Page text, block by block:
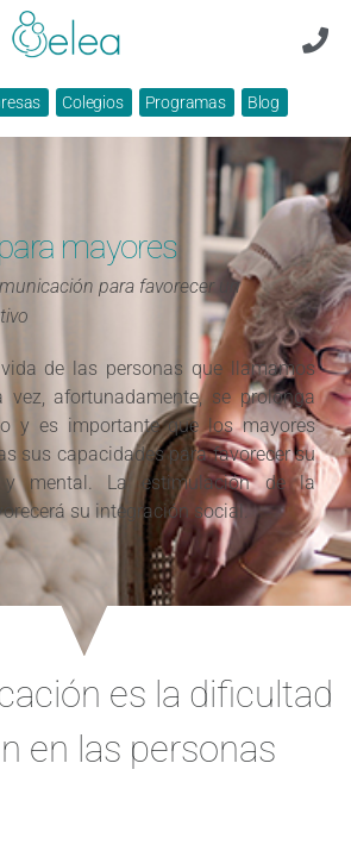
Colegios Programas Blog
mayores
para favorecer un
de las personas que llamamos
vez, afortunadamente, se prolonga
y es importante que los mayores
sus capacidades para favorecer su
y mental. La estimulación de la
su integración social.
es la dificultad
en las personas